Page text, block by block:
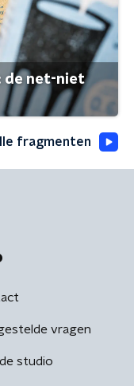
de net-niet
fragmenten
vragen
studio